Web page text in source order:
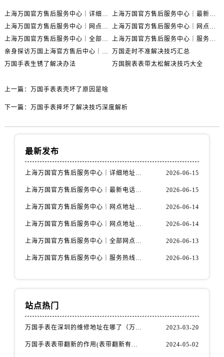
万国走时不准解决技巧汇总
万国手表生锈了解决办法
万国腕表表带太松解决技巧大全
上一篇： 万国手表表壳坏了原因是啥
下一篇： 万国手表摔坏了解决技巧深度解析
最新发布
2026-06-15
2026-06-15
2026-06-14
2026-06-14
2026-06-13
2026-06-13
站点热门
2023-03-20
2024-05-02